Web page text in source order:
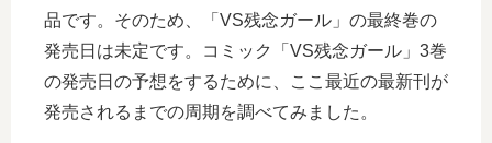
品です。そのため、「VS残念ガール」の最終巻の
発売日は未定です。コミック「VS残念ガール」3巻
の発売日の予想をするために、ここ最近の最新刊が
発売されるまでの周期を調べてみました。